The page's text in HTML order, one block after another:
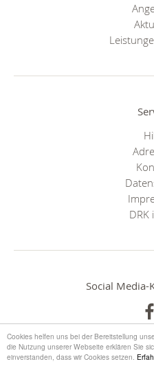
Cookies helfen uns bei der Bereitstellung
die Nutzung unserer Webseite erklären Sie
einverstanden, dass wir Cookies setzen.
DRK
Social Media-